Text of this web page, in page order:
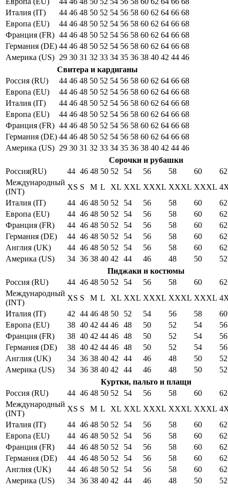
Италия (IT)
44 46 48 50 52 54 56 58 60 62 64 66 68
Европа (EU)
44 46 48 50 52 54 56 58 60 62 64 66 68
Франция (FR) 44 46 48 50 52 54 56 58 60 62 64 66 68
Германия (DE) 44 46 48 50 52 54 56 58 60 62 64 66 68
Америка (US) 29 30 31 32 33 34 35 36 38 40 42 44 46
Свитера и кардиганы
Россия (RU)
44 46 48 50 52 54 56 58 60 62 64 66 68
Европа (EU)
44 46 48 50 52 54 56 58 60 62 64 66 68
Италия (IT)
44 46 48 50 52 54 56 58 60 62 64 66 68
Европа (EU)
44 46 48 50 52 54 56 58 60 62 64 66 68
Франция (FR) 44 46 48 50 52 54 56 58 60 62 64 66 68
Германия (DE) 44 46 48 50 52 54 56 58 60 62 64 66 68
Америка (US) 29 30 31 32 33 34 35 36 38 40 42 44 46
Сорочки и рубашки
Россия(RU)
44 46 48 50 52 54 56 58 60
62
Международный
(INT)
XS S M L XL XXL XXXL XXXL XXXL
Италия (IT)
44 46 48 50 52 54 56 58 60
62
Европа (EU)
44 46 48 50 52 54 56 58 60
62
Франция (FR)
44 46 48 50 52 54 56 58 60
62
Германия (DE)
44 46 48 50 52 54 56 58 60
62
Англия (UK)
44 46 48 50 52 54 56 58 60
62
Америка (US)
34 36 38 40 42 44 46 48 50
52
Пиджаки и костюмы
Россия (RU)
44 46 48 50 52 54 56 58 60
62
Международный
(INT)
XS S M L XL XXL XXXL XXXL XXXL
Италия (IT)
42 44 46 48 50 52 54 56 58
60
Европа (EU)
38 40 42 44 46 48 50 52 54
56
Франция (FR)
38 40 42 44 46 48 50 52 54
56
Германия (DE)
38 40 42 44 46 48 50 52 54
56
Англия (UK)
34 36 38 40 42 44 46 48 50
52
Америка (US)
34 36 38 40 42 44 46 48 50
52
Куртки, пальто и плащи
Россия (RU)
44 46 48 50 52 54 56 58 60
62
Международный
(INT)
XS S M L XL XXL XXXL XXXL XXXL
Италия (IT)
44 46 48 50 52 54 56 58 60
62
Европа (EU)
44 46 48 50 52 54 56 58 60
62
Франция (FR)
44 46 48 50 52 54 56 58 60
62
Германия (DE)
44 46 48 50 52 54 56 58 60
62
Англия (UK)
44 46 48 50 52 54 56 58 60
62
Америка (US)
34 36 38 40 42 44 46 48 50 52